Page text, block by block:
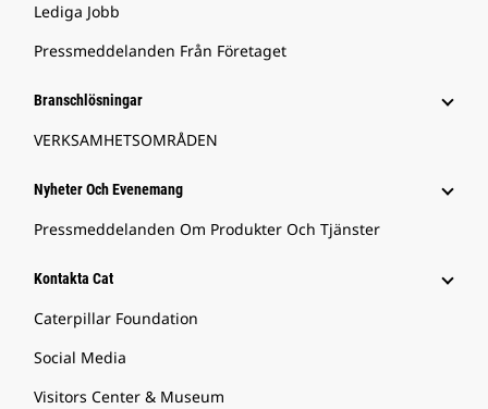
Lediga Jobb
Pressmeddelanden Från Företaget
Branschlösningar
VERKSAMHETSOMRÅDEN
Nyheter Och Evenemang
Pressmeddelanden Om Produkter Och Tjänster
Kontakta Cat
Caterpillar Foundation
Social Media
Visitors Center & Museum